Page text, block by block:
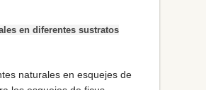
en diferentes sustratos
naturales en esquejes de